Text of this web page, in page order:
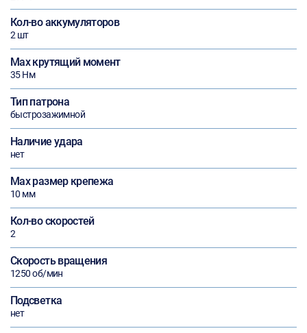
Кол-во аккумуляторов
2 шт
Max крутящий момент
35 Нм
Тип патрона
быстрозажимной
Наличие удара
нет
Max размер крепежа
10 мм
Кол-во скоростей
2
Скорость вращения
1250 об/мин
Подсветка
нет